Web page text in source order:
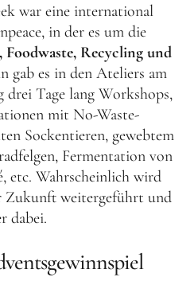
war eine international
in der es um die
Recycling und
gab es in den Ateliers am
drei Tage lang Workshops,
mit No-Waste-
Sockentieren, gewebtem
Fermentation von
etc. Wahrscheinlich wird
Zukunft weitergeführt und
dabei.